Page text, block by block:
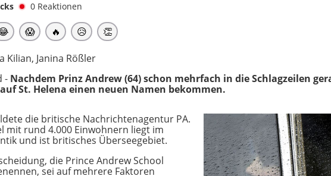
0 Reaktionen
😱 🔥 😥 👏
Kilian, Janina Rößler
- Nachdem Prinz Andrew (64) schon mehrfach in die Schlagzeilen
St. Helena einen neuen Namen bekommen.
die britische Nachrichtenagentur PA.
mit rund 4.000 Einwohnern liegt im
und ist britisches Überseegebiet.
die Prince Andrew School
sei auf mehrere Faktoren